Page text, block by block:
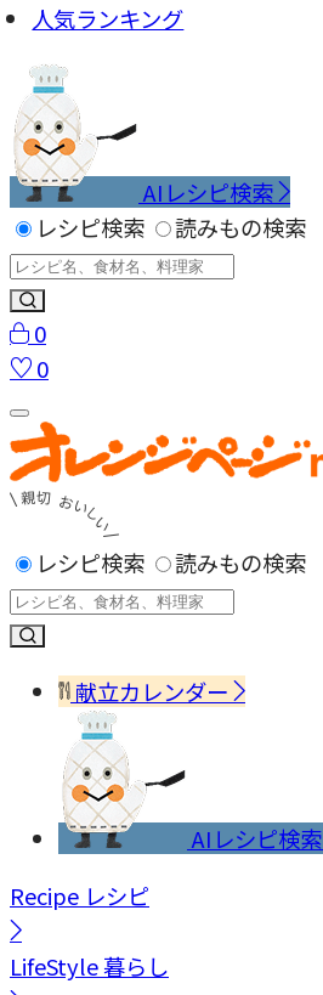
人気ランキング
AIレシピ検索
レシピ検索
読みもの検索
0
0
レシピ検索 読みもの検索
献立カレンダー
AIレシピ検索
Recipe レシピ
LifeStyle暮らし